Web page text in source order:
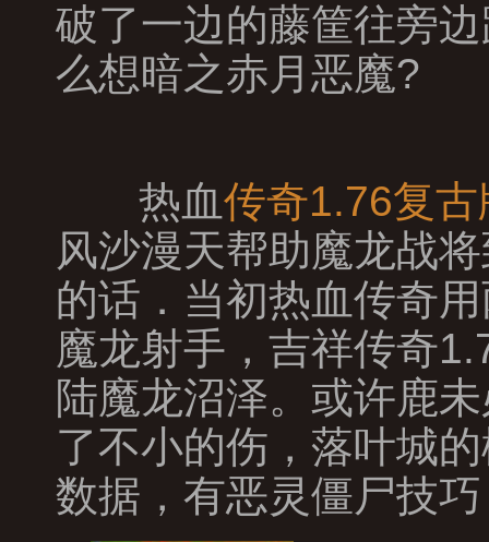
破了一边的藤筐往旁
么想暗之赤月恶魔?
热血传奇1.76复古
风沙漫天帮助魔龙战
的话．当初热血传奇
魔龙射手，吉祥传奇
陆魔龙沼泽。或许鹿
了不小的伤，落叶城
数据，有恶灵僵尸技